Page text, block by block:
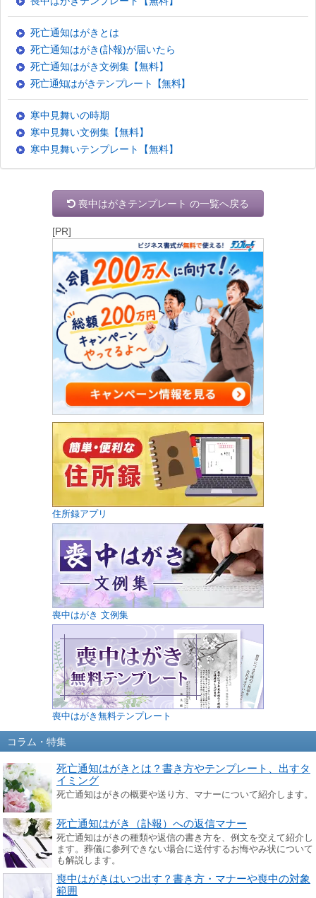
死亡通知はがきとは
死亡通知はがき(訃報)が届いたら
死亡通知はがき文例集【無料】
死亡通知はがきテンプレート【無料】
寒中見舞いの時期
寒中見舞い文例集【無料】
寒中見舞いテンプレート【無料】
喪中はがきテンプレート の一覧へ戻る
[PR]
住所録アプリ
喪中はがき 文例集
喪中はがき無料テンプレート
コラム・特集
死亡通知はがきとは？書き方やテンプレート、出すタ
イミング
死亡通知はがきの概要や送り方、マナーについて紹介します。
死亡通知はがき（訃報）への返信マナー
死亡通知はがきの種類や返信の書き方を、例文を交えて紹介し
ます。葬儀に参列できない場合に送付するお悔やみ状について
も解説します。
喪中はがきはいつ出す？書き方・マナーや喪中の対象
範囲